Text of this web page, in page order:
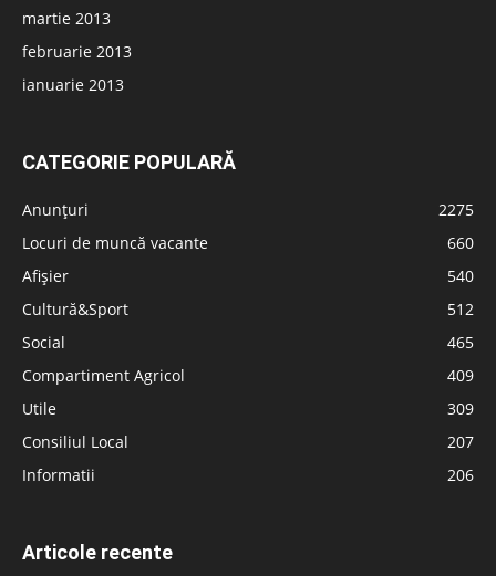
martie 2013
februarie 2013
ianuarie 2013
CATEGORIE POPULARĂ
Anunțuri
2275
Locuri de muncă vacante
660
Afișier
540
Cultură&Sport
512
Social
465
Compartiment Agricol
409
Utile
309
Consiliul Local
207
Informatii
206
Articole recente